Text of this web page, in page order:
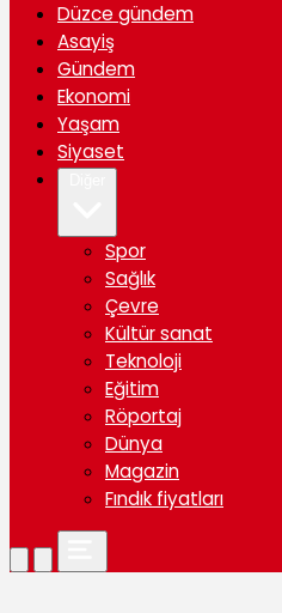
Düzce gündem
Asayiş
Gündem
Ekonomi
Yaşam
Siyaset
Spor
Sağlık
Çevre
Kültür sanat
Teknoloji
Eğitim
Röportaj
Dünya
Magazin
Fındık fiyatları